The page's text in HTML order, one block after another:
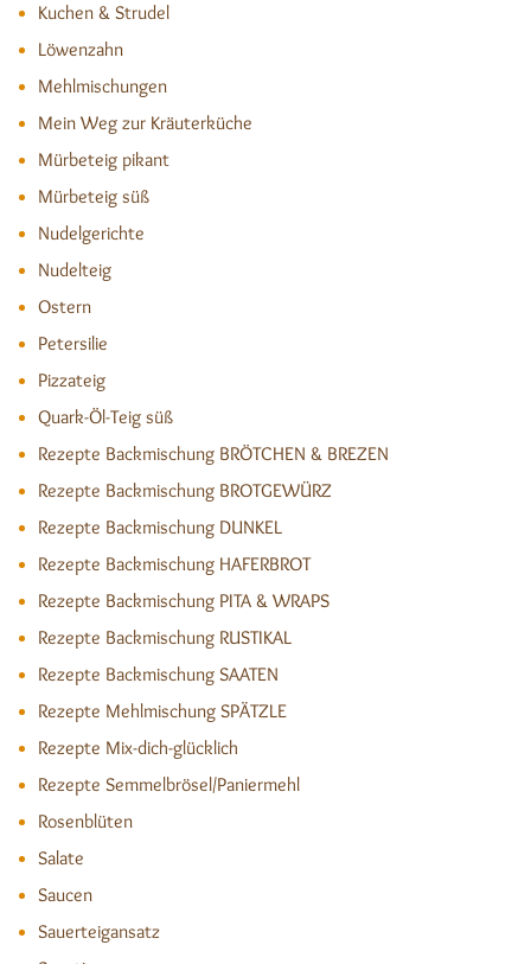
Kuchen & Strudel
Löwenzahn
Mehlmischungen
Mein Weg zur Kräuterküche
Mürbeteig pikant
Mürbeteig süß
Nudelgerichte
Nudelteig
Ostern
Petersilie
Pizzateig
Quark-Öl-Teig süß
Rezepte Backmischung BRÖTCHEN & BREZEN
Rezepte Backmischung BROTGEWÜRZ
Rezepte Backmischung DUNKEL
Rezepte Backmischung HAFERBROT
Rezepte Backmischung PITA & WRAPS
Rezepte Backmischung RUSTIKAL
Rezepte Backmischung SAATEN
Rezepte Mehlmischung SPÄTZLE
Rezepte Mix-dich-glücklich
Rezepte Semmelbrösel/Paniermehl
Rosenblüten
Salate
Saucen
Sauerteigansatz